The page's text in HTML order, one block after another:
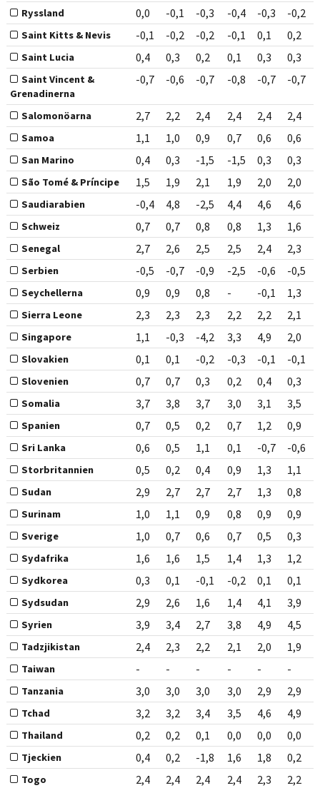
Ryssland 0,0 -0,1 -0,3 -0,4 -0,3 -0,2
Saint Kitts & Nevis -0,1 -0,2 -0,2 -0,1 0,1 0,2
Saint Lucia 0,4 0,3 0,2 0,1 0,3 0,3
Saint Vincent &
Grenadinerna
-0,7 -0,6 -0,7 -0,8 -0,7 -0,7
Salomonöarna 2,7 2,2 2,4 2,4 2,4 2,4
Samoa 1,1 1,0 0,9 0,7 0,6 0,6
San Marino 0,4 0,3 -1,5 -1,5 0,3 0,3
São Tomé & Príncipe 1,5 1,9 2,1 1,9 2,0 2,0
Saudiarabien -0,4 4,8 -2,5 4,4 4,6 4,6
Schweiz 0,7 0,7 0,8 0,8 1,3 1,6
Senegal 2,7 2,6 2,5 2,5 2,4 2,3
Serbien -0,5 -0,7 -0,9 -2,5 -0,6 -0,5
Seychellerna 0,9 0,9 0,8 - -0,1 1,3
Sierra Leone 2,3 2,3 2,3 2,2 2,2 2,1
Singapore 1,1 -0,3 -4,2 3,3 4,9 2,0
Slovakien 0,1 0,1 -0,2 -0,3 -0,1 -0,1
Slovenien 0,7 0,7 0,3 0,2 0,4 0,3
Somalia 3,7 3,8 3,7 3,0 3,1 3,5
Spanien 0,7 0,5 0,2 0,7 1,2 0,9
Sri Lanka 0,6 0,5 1,1 0,1 -0,7 -0,6
Storbritannien 0,5 0,2 0,4 0,9 1,3 1,1
Sudan 2,9 2,7 2,7 2,7 1,3 0,8
Surinam 1,0 1,1 0,9 0,8 0,9 0,9
Sverige 1,0 0,7 0,6 0,7 0,5 0,3
Sydafrika 1,6 1,6 1,5 1,4 1,3 1,2
Sydkorea 0,3 0,1 -0,1 -0,2 0,1 0,1
Sydsudan 2,9 2,6 1,6 1,4 4,1 3,9
Syrien 3,9 3,4 2,7 3,8 4,9 4,5
Tadzjikistan 2,4 2,3 2,2 2,1 2,0 1,9
Taiwan - - - - - -
Tanzania 3,0 3,0 3,0 3,0 2,9 2,9
Tchad 3,2 3,2 3,4 3,5 4,6 4,9
Thailand 0,2 0,2 0,1 0,0 0,0 0,0
Tjeckien 0,4 0,2 -1,8 1,6 1,8 0,2
Togo 2,4 2,4 2,4 2,4 2,3 2,2